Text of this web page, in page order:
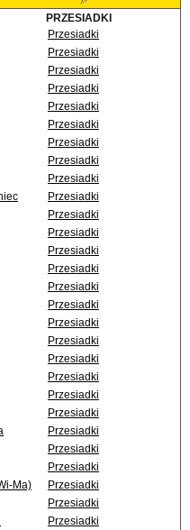
PRZESIADKI
Przesiadki
Przesiadki
Przesiadki
Przesiadki
Przesiadki
Przesiadki
Przesiadki
Przesiadki
Przesiadki
Przesiadki
Przesiadki
Przesiadki
Przesiadki
Przesiadki
Przesiadki
Przesiadki
Przesiadki
Przesiadki
Przesiadki
Przesiadki
Przesiadki
Przesiadki
Przesiadki
Przesiadki
Przesiadki
Ma)
Przesiadki
Przesiadki
Przesiadki